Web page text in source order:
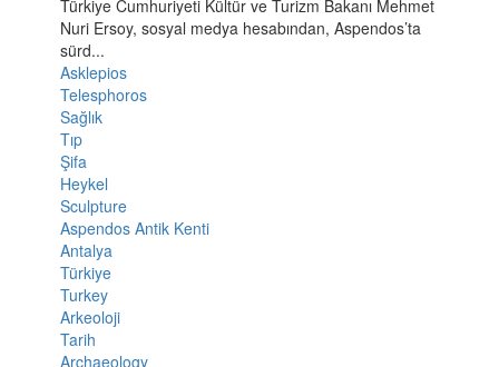
Türkiye Cumhuriyeti Kültür ve Turizm Bakanı Mehmet
Nuri Ersoy, sosyal medya hesabından, Aspendos’ta
sürd...
Asklepios
Telesphoros
Sağlık
Tıp
Şifa
Heykel
Sculpture
Aspendos Antik Kenti
Antalya
Türkiye
Turkey
Arkeoloji
Tarih
Archaeology